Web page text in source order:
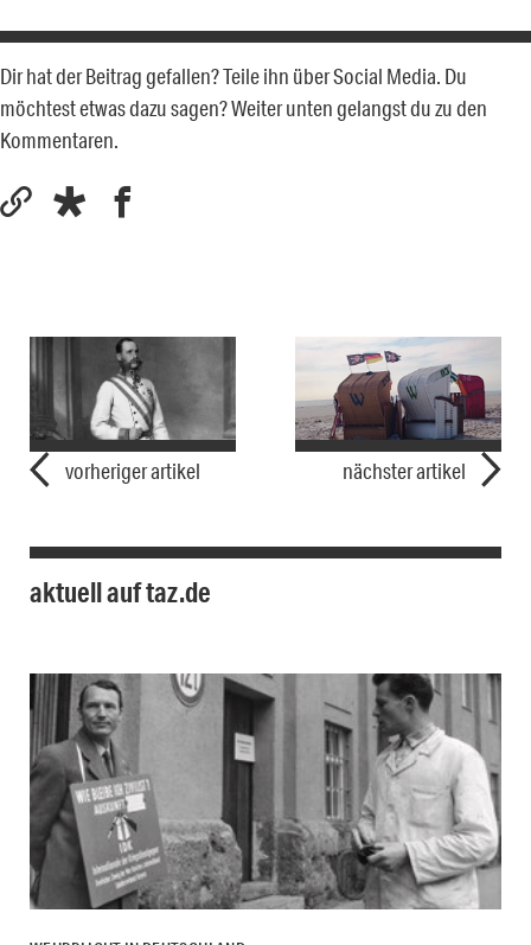
Dir hat der Beitrag gefallen? Teile ihn über Social Media. Du
möchtest etwas dazu sagen? Weiter unten gelangst du zu den
Kommentaren.
vorheriger artikel nächster artikel
aktuell auf taz.de